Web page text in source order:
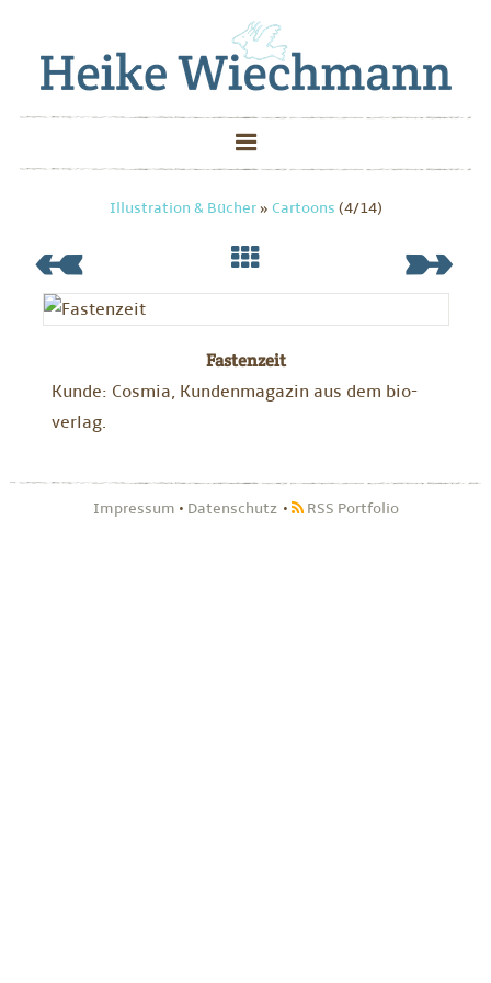
Illustration & Bücher» Cartoons (4/14)
Fastenzeit
Kunde: Cosmia, Kundenmagazin aus dem bio-
verlag.
Impressum • Datenschutz RSS Portfolio